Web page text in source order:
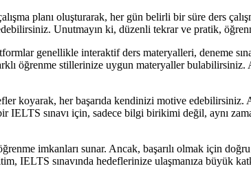
planı oluşturarak, her gün belirli bir süre ders
Unutmayın ki, düzenli tekrar ve pratik,
genellikle interaktif ders materyalleri, deneme
öğrenme stillerinize uygun materyaller bulabilirsiniz.
koyarak, her başarıda kendinizi motive edebilirsiniz.
IELTS sınavı için, sadece bilgi birikimi değil, aynı
imkanları sunar. Ancak, başarılı olmak için
sınavında hedeflerinize ulaşmanıza büyük